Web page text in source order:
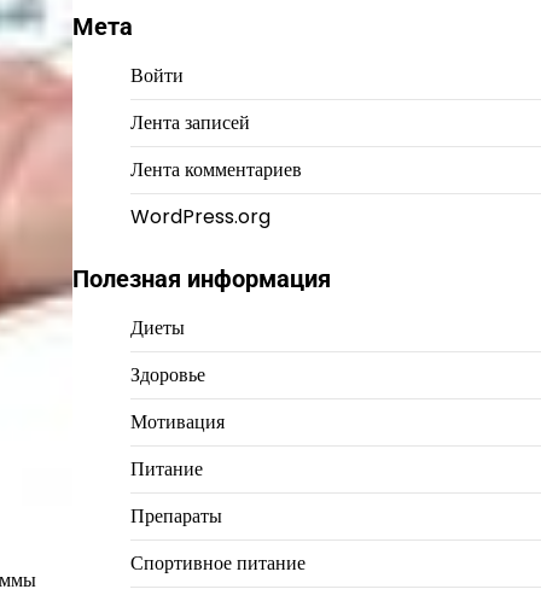
Мета
Войти
Лента записей
Лента комментариев
WordPress.org
Полезная информация
Диеты
Здоровье
Мотивация
Питание
Препараты
Спортивное питание